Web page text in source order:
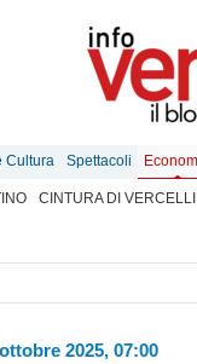
Cultura Spettacoli
CINTURA DI VERCELLI
2025, 07:00